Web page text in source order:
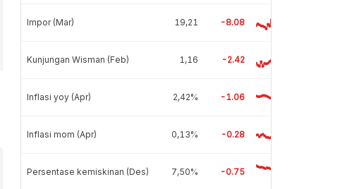
Impor (Mar) 19,21 -8.08
Kunjungan Wisman (Feb) 1,16 -2.42
Inflasi yoy (Apr) 2,42% -1.06
Inflasi mom (Apr) 0,13% -0.28
Persentase kemiskinan (Des) 7,50% -0.75